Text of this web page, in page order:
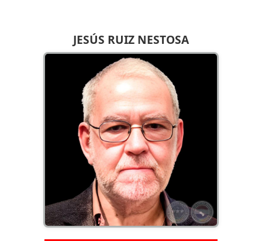
JESÚS RUIZ NESTOSA